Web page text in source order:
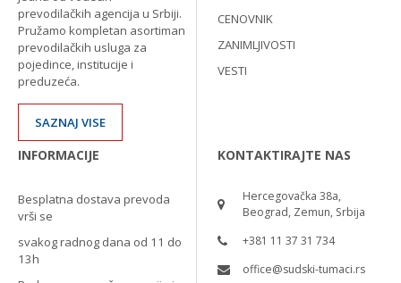
prevodilačkih agencija u Srbiji.
Pružamo kompletan asortiman
prevodilačkih usluga za
pojedince, institucije i
preduzeća.
SAZNAJ VISE
CENOVNIK
ZANIMLJIVOSTI
VESTI
INFORMACIJE
Besplatna dostava prevoda
vrši se
svakog radnog dana od 11 do
13h
KONTAKTIRAJTE NAS
Hercegovačka 38a,
Beograd, Zemun, Srbija
+381 11 37 31 734
office@sudski-tumaci.rs